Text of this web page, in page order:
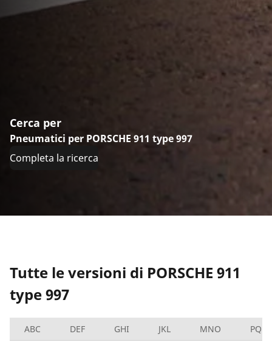
Cerca per
Pneumatici per PORSCHE 911 type 997
Completa la ricerca
Tutte le versioni di PORSCHE 911
type 997
ABC DEF GHI JKL MNO PQRS